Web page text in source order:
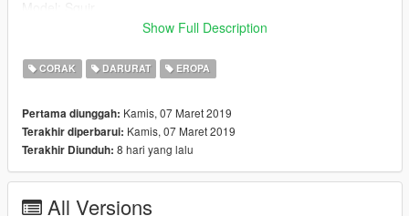
Model Purchased: London Roleplay Community (LRPC)
Model Lowering: ObsidianGames
Model Textures: ObsidianGames
Premier Hazard Sovereign: ObsidianGames
Premier Hazard Sovereign Textures: ObsidianGames
Premier Hazard Button-Blast: ObsidianGames
Premier Hazard Button-Blast Textures: ObsidianGames
Aerials: ObsidianGames
Show Full Description
CORAK DARURAT EROPA
Pertama diunggah: Kamis, 07 Maret 2019
Terakhir diperbarui: Kamis, 07 Maret 2019
Terakhir Diunduh: 8 hari yang lalu
All Versions